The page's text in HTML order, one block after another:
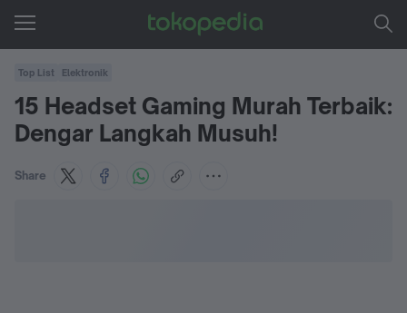
Top List Elektronik
15 Headset Gaming Murah Terbaik:
Dengar Langkah Musuh!
Share